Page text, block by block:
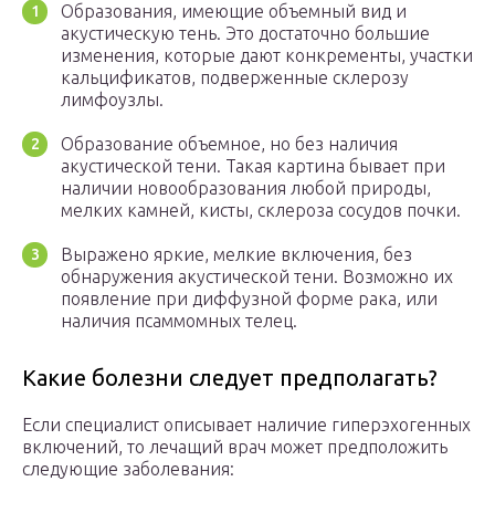
Образования, имеющие объемный вид и
акустическую тень. Это достаточно большие
изменения, которые дают конкременты, участки
кальцификатов, подверженные склерозу
лимфоузлы.
Образование объемное, но без наличия
акустической тени. Такая картина бывает при
наличии новообразования любой природы,
мелких камней, кисты, склероза сосудов почки.
Выражено яркие, мелкие включения, без
обнаружения акустической тени. Возможно их
появление при диффузной форме рака, или
наличия псаммомных телец.
Какие болезни следует предполагать?
Если специалист описывает наличие гиперэхогенных
включений, то лечащий врач может предположить
следующие заболевания: